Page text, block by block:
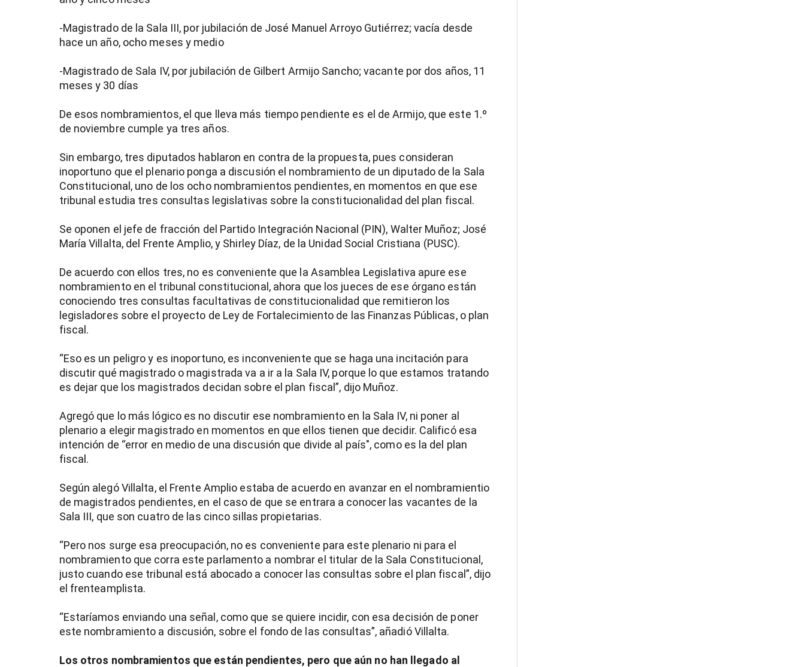
-Magistrado de la Sala III, por jubilación de José Manuel Arroyo Gutiérrez; vacía desde
hace un año, ocho meses y medio
-Magistrado de Sala IV, por jubilación de Gilbert Armijo Sancho; vacante por dos años, 11
meses y 30 días
De esos nombramientos, el que lleva más tiempo pendiente es el de Armijo, que este 1.º
de noviembre cumple ya tres años.
Sin embargo, tres diputados hablaron en contra de la propuesta, pues consideran
inoportuno que el plenario ponga a discusión el nombramiento de un diputado de la Sala
Constitucional, uno de los ocho nombramientos pendientes, en momentos en que ese
tribunal estudia tres consultas legislativas sobre la constitucionalidad del plan fiscal.
Se oponen el jefe de fracción del Partido Integración Nacional (PIN), Walter Muñoz; José
María Villalta, del Frente Amplio, y Shirley Díaz, de la Unidad Social Cristiana (PUSC).
De acuerdo con ellos tres, no es conveniente que la Asamblea Legislativa apure ese
nombramiento en el tribunal constitucional, ahora que los jueces de ese órgano están
conociendo tres consultas facultativas de constitucionalidad que remitieron los
legisladores sobre el proyecto de Ley de Fortalecimiento de las Finanzas Públicas, o plan
fiscal.
“Eso es un peligro y es inoportuno, es inconveniente que se haga una incitación para
discutir qué magistrado o magistrada va a ir a la Sala IV, porque lo que estamos tratando
es dejar que los magistrados decidan sobre el plan fiscal”, dijo Muñoz.
Agregó que lo más lógico es no discutir ese nombramiento en la Sala IV, ni poner al
plenario a elegir magistrado en momentos en que ellos tienen que decidir. Calificó esa
intención de “error en medio de una discusión que divide al país", como es la del plan
fiscal.
Según alegó Villalta, el Frente Amplio estaba de acuerdo en avanzar en el nombramientio
de magistrados pendientes, en el caso de que se entrara a conocer las vacantes de la
Sala III, que son cuatro de las cinco sillas propietarias.
“Pero nos surge esa preocupación, no es conveniente para este plenario ni para el
nombramiento que corra este parlamento a nombrar el titular de la Sala Constitucional,
justo cuando ese tribunal está abocado a conocer las consultas sobre el plan fiscal”, dijo
el frenteamplista.
“Estaríamos enviando una señal, como que se quiere incidir, con esa decisión de poner
este nombramiento a discusión, sobre el fondo de las consultas”, añadió Villalta.
Los otros nombramientos que están pendientes, pero que aún no han llegado al